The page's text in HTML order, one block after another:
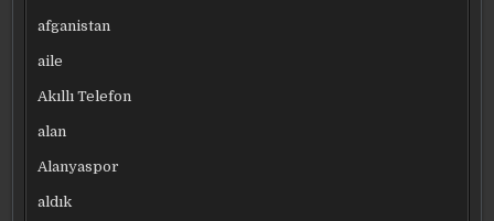
afganistan
aile
Akıllı Telefon
alan
Alanyaspor
aldık